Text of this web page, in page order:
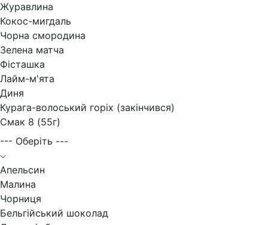
Журавлина
Кокос-мигдаль
Чорна смородина
Зелена матча
Фісташка
Лайм-м'ята
Диня
Курага-волоський горіх (закінчився)
Смак 8 (55г)
--- Оберіть ---
Апельсин
Малина
Чорниця
Бельгійський шоколад